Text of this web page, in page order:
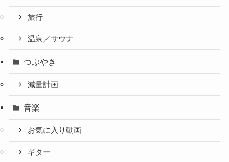
旅行
温泉／サウナ
つぶやき
減量計画
音楽
お気に入り動画
ギター